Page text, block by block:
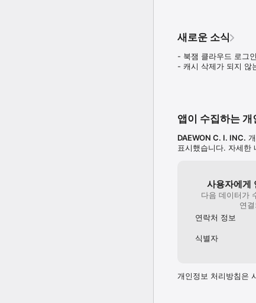
새로운 소식
- 북잼 클라우드 로그
- 캐시 삭제가 되지 않
앱이 수집하는 개
DAEWON C. I. INC.
표시했습니다. 자세한
사용자에게
다음 데이터가
연
연락처 정보
식별자
개인정보 처리방침은